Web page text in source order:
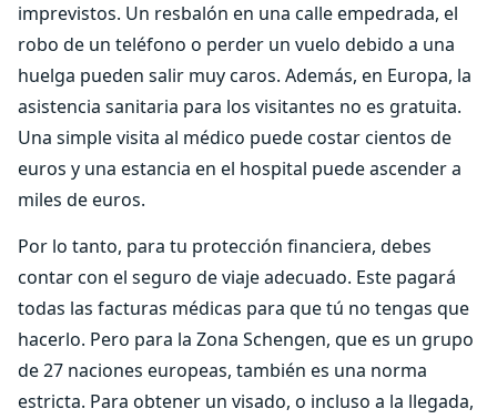
imprevistos. Un resbalón en una calle empedrada, el
robo de un teléfono o perder un vuelo debido a una
huelga pueden salir muy caros. Además, en Europa, la
asistencia sanitaria para los visitantes no es gratuita.
Una simple visita al médico puede costar cientos de
euros y una estancia en el hospital puede ascender a
miles de euros.
Por lo tanto, para tu protección financiera, debes
contar con el seguro de viaje adecuado. Este pagará
todas las facturas médicas para que tú no tengas que
hacerlo. Pero para la Zona Schengen, que es un grupo
de 27 naciones europeas, también es una norma
estricta. Para obtener un visado, o incluso a la llegada,